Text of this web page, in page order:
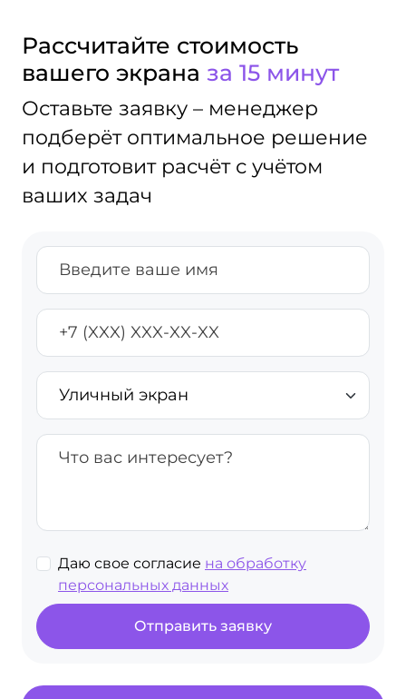
Рассчитайте стоимость
вашего экрана за 15 минут
Оставьте заявку – менеджер
подберёт оптимальное решение
и подготовит расчёт с учётом
ваших задач
Даю свое согласие на обработку
персональных данных
Отправить заявку